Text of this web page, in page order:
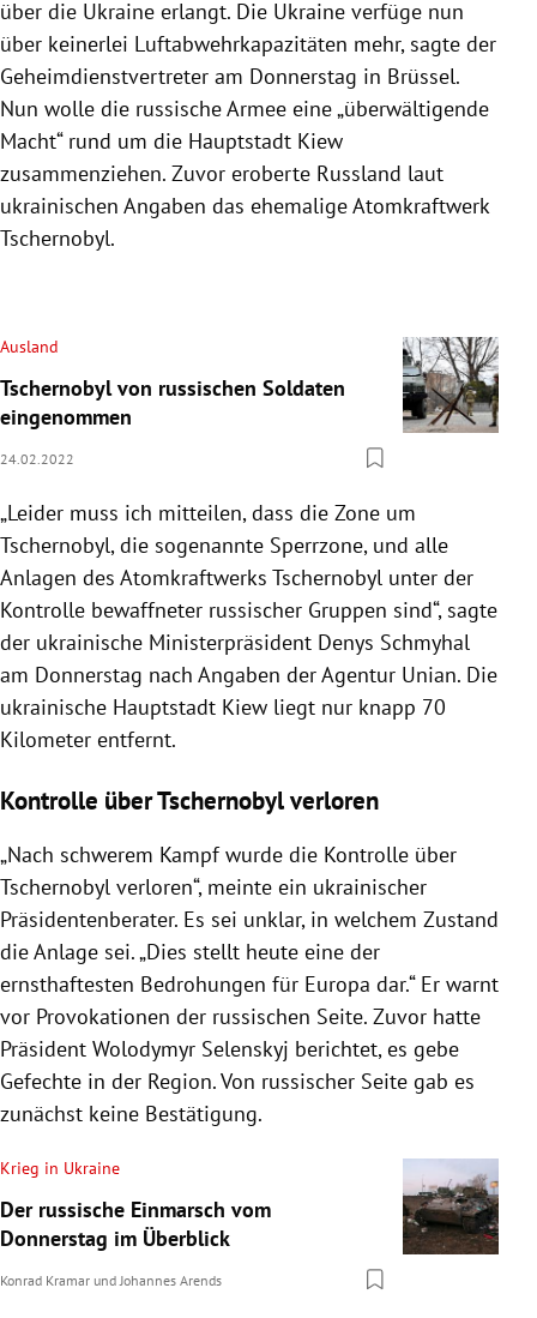
über die Ukraine erlangt. Die Ukraine verfüge nun
über keinerlei Luftabwehrkapazitäten mehr, sagte der
Geheimdienstvertreter am Donnerstag in Brüssel.
Nun wolle die russische Armee eine „überwältigende
Macht“ rund um die Hauptstadt Kiew
zusammenziehen. Zuvor eroberte Russland laut
ukrainischen Angaben das ehemalige Atomkraftwerk
Tschernobyl.
Ausland
Tschernobyl von russischen Soldaten
eingenommen
24.02.2022
„Leider muss ich mitteilen, dass die Zone um
Tschernobyl, die sogenannte Sperrzone, und alle
Anlagen des Atomkraftwerks Tschernobyl unter der
Kontrolle bewaffneter russischer Gruppen sind“, sagte
der ukrainische Ministerpräsident Denys Schmyhal
am Donnerstag nach Angaben der Agentur Unian. Die
ukrainische Hauptstadt Kiew liegt nur knapp 70
Kilometer entfernt.
Kontrolle über Tschernobyl verloren
„Nach schwerem Kampf wurde die Kontrolle über
Tschernobyl verloren“, meinte ein ukrainischer
Präsidentenberater. Es sei unklar, in welchem Zustand
die Anlage sei. „Dies stellt heute eine der
ernsthaftesten Bedrohungen für Europa dar.“ Er warnt
vor Provokationen der russischen Seite. Zuvor hatte
Präsident Wolodymyr Selenskyj berichtet, es gebe
Gefechte in der Region. Von russischer Seite gab es
zunächst keine Bestätigung.
Krieg in Ukraine
Der russische Einmarsch vom
Donnerstag im Überblick
Konrad Kramar und Johannes Arends